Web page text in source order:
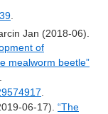
Jan (2018-06).
of
mealworm beetle”
.
06-17). “The